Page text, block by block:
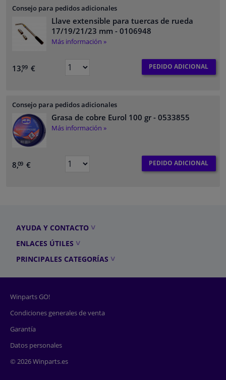
Consejo para pedidos adicionales
Llave extensible para tuercas de rueda
17/19/21/23 mm - 0106948
Más información »
13,99 € PEDIDO ADICIONAL
Consejo para pedidos adicionales
Grasa de cobre Eurol 100 gr - 0533855
Más información »
8,09 € PEDIDO ADICIONAL
AYUDA Y CONTACTO
ENLACES ÚTILES
PRINCIPALES CATEGORÍAS
Winparts GO!
Condiciones generales de venta
Garantía
Datos personales
© 2026 Winparts.es